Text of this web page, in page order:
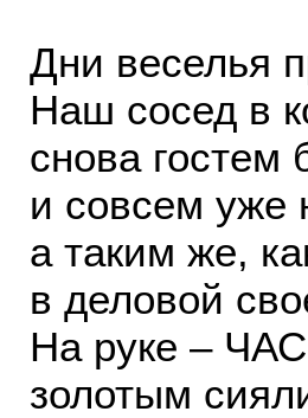
Дни веселья
Наш сосед в
снова
и совсем уже
а таким же,
в деловой
На руке –
золотым